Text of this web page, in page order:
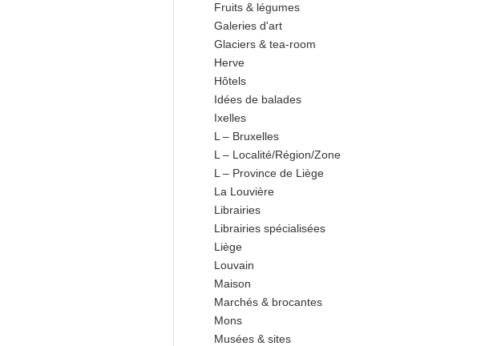
Fruits & légumes
Galeries d'art
Glaciers & tea-room
Herve
Hôtels
Idées de balades
Ixelles
L – Bruxelles
L – Localité/Région/Zone
L – Province de Liège
La Louvière
Librairies
Librairies spécialisées
Liège
Louvain
Maison
Marchés & brocantes
Mons
Musées & sites